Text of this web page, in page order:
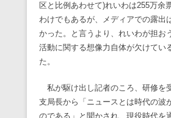
区と比例あわせて)れいわは255万余
わけでもあるが、メディアでの露出
かった。と言うより、れいわが担お
活動に関する想像力自体が欠けてい
た。
私が駆け出し記者のころ、研修を
支局長から「ニュースとは時代の波
のである」と聞かされ、現役時代を